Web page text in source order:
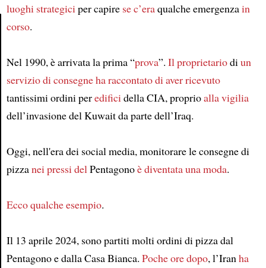
luoghi strategiciper capire se c’eraqualche emergenzain
corso.
Nel 1990, è arrivata la prima “prova”. Il proprietariodiun
servizio di consegneha raccontato di aver ricevuto
tantissimi ordini peredificidella CIA, proprioalla vigilia
dell’invasione del Kuwait da parte dell’Iraq.
Oggi, nell'era dei social media, monitorare le consegne di
pizzanei pressi delPentagonoè diventata una moda.
Ecco qualche esempio.
Il 13 aprile 2024, sono partiti molti ordini di pizza dal
Pentagono e dalla Casa Bianca. Poche ore dopo, l’Iranha